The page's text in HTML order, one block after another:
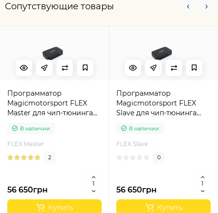
Сопутствующие товары
Программатор
Magicmotorsport FLEX
Master для чип-тюнинга
В наличии
FLEX Master
2
56 650грн
Купить
Программатор
Magicmotorsport FLEX
Slave для чип-тюнинга
В наличии
FLEX Slave
0
56 650грн
Купить